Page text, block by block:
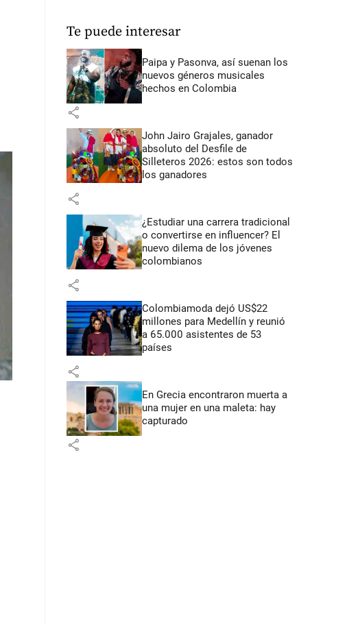
Te puede interesar
Paipa y Pasonva, así suenan los
nuevos géneros musicales
hechos en Colombia
share
John Jairo Grajales, ganador
absoluto del Desfile de
Silleteros 2026: estos son todos
los ganadores
share
¿Estudiar una carrera tradicional
o convertirse en influencer? El
nuevo dilema de los jóvenes
colombianos
share
Colombiamoda dejó US$22
millones para Medellín y reunió
a 65.000 asistentes de 53
países
share
En Grecia encontraron muerta a
una mujer en una maleta: hay
capturado
share